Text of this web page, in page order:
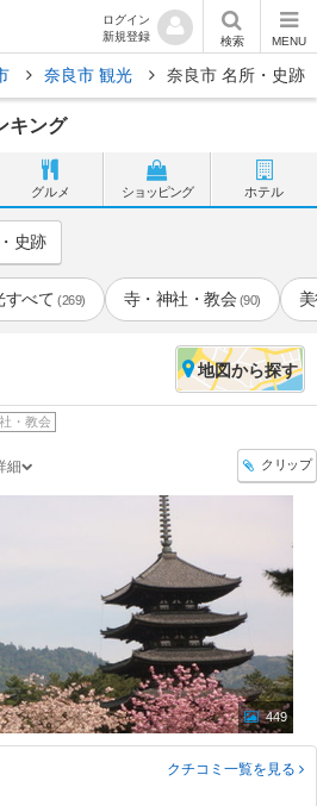
ログイン
新規登録
検索 MENU
奈良市 観光 奈良市 名所・史跡
キング
グルメ ショッピング ホテル
史跡
すべて (269) 寺・神社・教会 (90)
地図から探す
・教会
細 クリップ
449
クチコミ一覧を見る